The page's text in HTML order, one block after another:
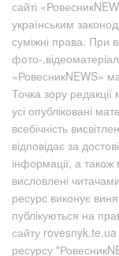
сайті
українським
суміжні права. При
фото-
«РовесникNEWS»
Точка зору
усі опубліковані
всебічність
відповідає за
інформації, а
висловлені
ресурс виконує
публікуються на
сайту rovesnyk.te.ua
ресурсу